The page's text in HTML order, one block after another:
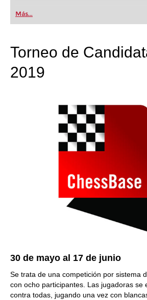
Más...
Torneo de
2019
30 de mayo al 17 de junio
Se trata de una competición por sistema
con ocho participantes. Las jugadoras se
contra todas, jugando una vez con